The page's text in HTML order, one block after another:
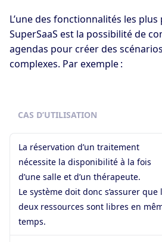
L’une des fonctionnalités les
SuperSaaS est la possibilité de
agendas pour créer des
complexes. Par exemple :
CAS D’UTILISATION
La réservation d’un traitement
nécessite la disponibilité à la fois
d’une salle et d’un thérapeute.
Le système doit donc s’assurer que
deux ressources sont libres en
temps.